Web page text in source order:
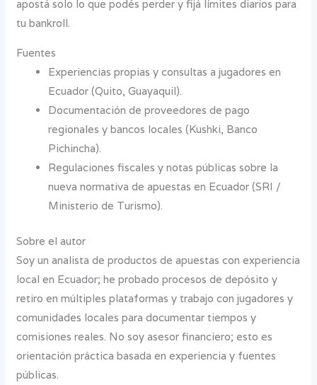
apostá solo lo que podés perder y fijá límites diarios para
tu bankroll.
Fuentes
Experiencias propias y consultas a jugadores en
Ecuador (Quito, Guayaquil).
Documentación de proveedores de pago
regionales y bancos locales (Kushki, Banco
Pichincha).
Regulaciones fiscales y notas públicas sobre la
nueva normativa de apuestas en Ecuador (SRI /
Ministerio de Turismo).
Sobre el autor
Soy un analista de productos de apuestas con experiencia
local en Ecuador; he probado procesos de depósito y
retiro en múltiples plataformas y trabajo con jugadores y
comunidades locales para documentar tiempos y
comisiones reales. No soy asesor financiero; esto es
orientación práctica basada en experiencia y fuentes
públicas.